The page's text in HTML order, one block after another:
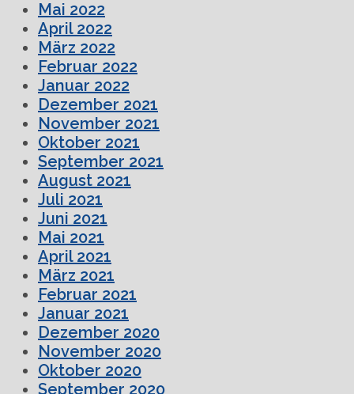
Mai 2022
April 2022
März 2022
Februar 2022
Januar 2022
Dezember 2021
November 2021
Oktober 2021
September 2021
August 2021
Juli 2021
Juni 2021
Mai 2021
April 2021
März 2021
Februar 2021
Januar 2021
Dezember 2020
November 2020
Oktober 2020
September 2020